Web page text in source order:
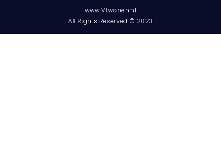
www.VLwonen.nl
All Rights Reserved © 2023